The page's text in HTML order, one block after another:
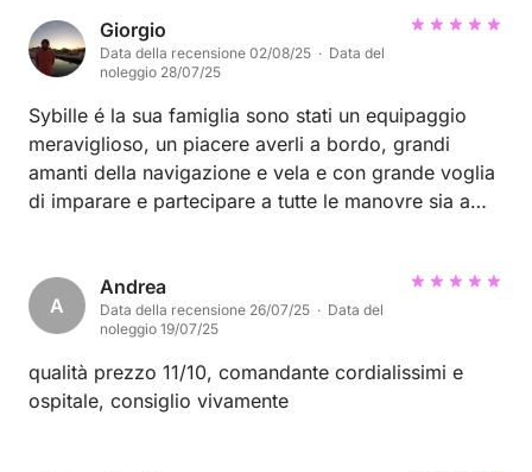
Giorgio
Data della recensione 02/08/25 · Data del
noleggio 28/07/25
Sybille é la sua famiglia sono stati un equipaggio
meraviglioso, un piacere averli a bordo, grandi
amanti della navigazione e vela e con grande voglia
di imparare e partecipare a tutte le manovre sia a
A
Andrea
Data della recensione 26/07/25 · Data del
noleggio 19/07/25
qualità prezzo 11/10, comandante cordialissimi e
ospitale, consiglio vivamente